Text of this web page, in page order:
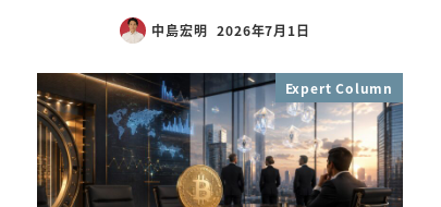
中島宏明 2026年7月1日
Expert Column